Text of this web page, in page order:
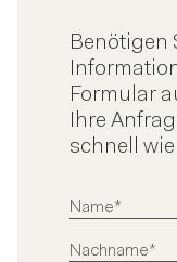
Benötigen
Formular
Ihre
schnell